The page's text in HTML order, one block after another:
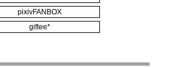
pixivFANBOX
giftee*